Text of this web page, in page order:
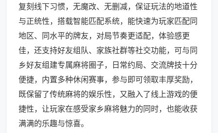
复刻线下习惯，无魔改、无删减，保证玩法的地道性
与正统性，搭载智能匹配系统，能快速为玩家匹配同
地区、同水平的牌友，对局节奏更适配，体验感更
佳，还支持好友组队、家族社群等社交功能，可与同
乡好友组建专属麻将圈子，日常约局、交流牌技十分
便捷，内置多种休闲赛事，参与即可领取丰厚奖励，
既保留了传统麻将的娱乐性，又融入了线上游戏的便
捷性，让玩家在感受家乡麻将魅力的同时，也能收获
满满的乐趣与惊喜。